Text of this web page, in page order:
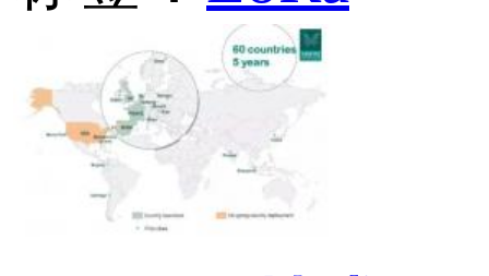
使用基于LoRa技术的快
RS485数据远距离传输,
式和星型组网模式。
LoRa